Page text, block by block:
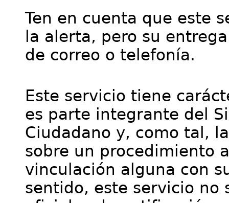
Ten en cuenta que este
la alerta, pero su
de correo o telefonía.
Este servicio tiene
es parte integrante del
Ciudadano y, como tal,
sobre un procedimiento
vinculación alguna con
sentido, este servicio no